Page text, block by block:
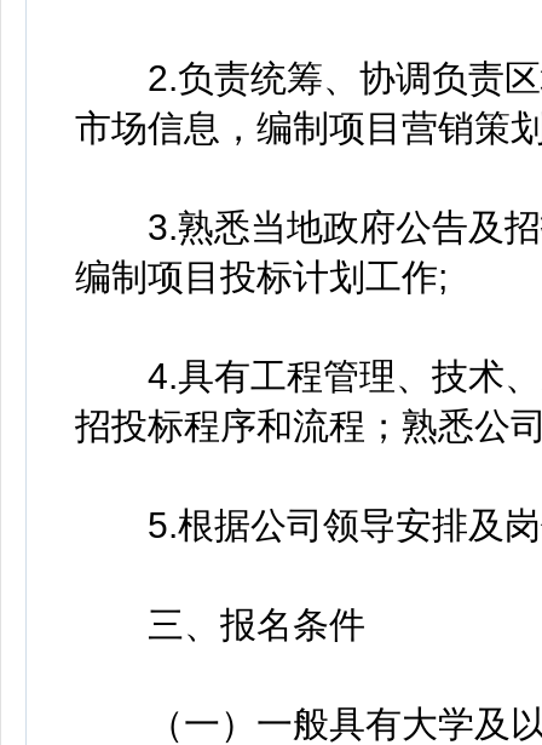
2.负责统筹、协调负责区
市场信息，编制项目营销策
3.熟悉当地政府公告及招
编制项目投标计划工作;
4.具有工程管理、技术、
招投标程序和流程；熟悉公
5.根据公司领导安排及岗
三、报名条件
（一）一般具有大学及以